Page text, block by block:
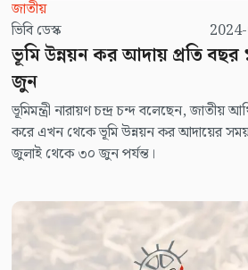
জাতীয়
ভিবি ডেস্ক
ভূমি উন্নয়ন কর আদায় প্রতি
জুন
ভূমিমন্ত্রী নারায়ণ চন্দ্র চন্দ বলেছেন, জাতীয়
করে এখন থেকে ভূমি উন্নয়ন কর আদায়ের
জুলাই থেকে ৩০ জুন পর্যন্ত।